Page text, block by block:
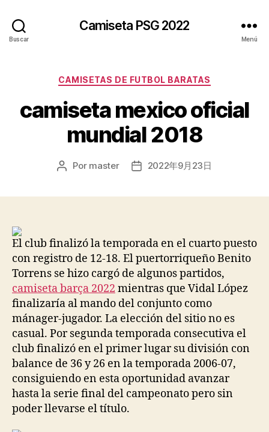
Buscar
Camiseta PSG 2022
Menú
Categorías
CAMISETAS DE FUTBOL BARATAS
camiseta mexico oficial
mundial 2018
Autor
Por master
Fecha2022年9月23日
El club finalizó la temporada en el cuarto puesto
con registro de 12-18. El puertorriqueño Benito
Torrens se hizo cargó de algunos partidos,
camiseta barça 2022 mientras que Vidal López
finalizaría al mando del conjunto como
mánager-jugador. La elección del sitio no es
casual. Por segunda temporada consecutiva el
club finalizó en el primer lugar su división con
balance de 36 y 26 en la temporada 2006-07,
consiguiendo en esta oportunidad avanzar
hasta la serie final del campeonato pero sin
poder llevarse el título.